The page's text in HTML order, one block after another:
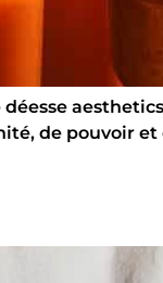
de pouvoir